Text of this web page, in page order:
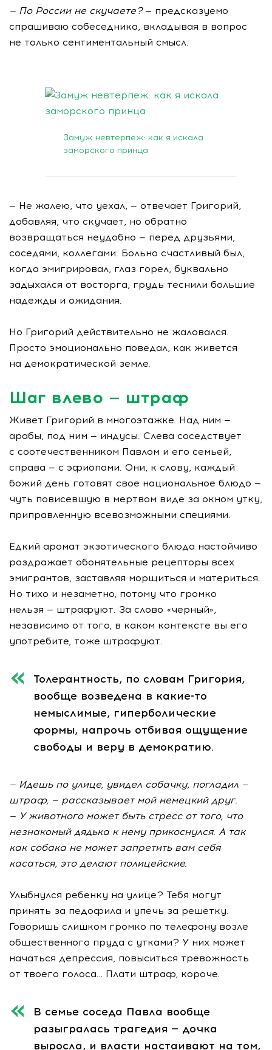
— По России не скучаете?— предсказуемо
спрашиваю собеседника, вкладывая в вопрос
не только сентиментальный смысл.
17 апреля 2019
Замуж невтерпеж: как я искала
заморского принца
— Не жалею, что уехал, — отвечает Григорий,
добавляя, что скучает, но обратно
возвращаться неудобно — перед друзьями,
соседями, коллегами. Больно счастливый был,
когда эмигрировал, глаз горел, буквально
задыхался от восторга, грудь теснили большие
надежды и ожидания.
Но Григорий действительно не жаловался.
Просто эмоционально поведал, как живется
на демократической земле.
Шаг влево — штраф
Живет Григорий в многоэтажке. Над ним —
арабы, под ним — индусы. Слева соседствует
с соотечественником Павлом и его семьей,
справа — с эфиопами. Они, к слову, каждый
божий день готовят свое национальное блюдо —
чуть повисевшую в мертвом виде за окном утку,
приправленную всевозможными специями.
Едкий аромат экзотического блюда настойчиво
раздражает обонятельные рецепторы всех
эмигрантов, заставляя морщиться и материться.
Но тихо и незаметно, потому что громко
нельзя — штрафуют. За слово «черный»,
независимо от того, в каком контексте вы его
употребите, тоже штрафуют.
Толерантность, по словам Григория,
вообще возведена в какие-то
немыслимые, гиперболические
формы, напрочь отбивая ощущение
свободы и веру в демократию.
— Идешь по улице, увидел собачку, погладил —
штраф, — рассказывает мой немецкий друг.
— У животного может быть стресс от того, что
незнакомый дядька к нему прикоснулся. А так
как собака не может запретить вам себя
касаться, это делают полицейские.
Улыбнулся ребенку на улице? Тебя могут
принять за педофила и упечь за решетку.
Говоришь слишком громко по телефону возле
общественного пруда с утками? У них может
начаться депрессия, повыситься тревожность
от твоего голоса… Плати штраф, короче.
В семье соседа Павла вообще
разыгралась трагедия — дочка
выросла, и власти настаивают на том,